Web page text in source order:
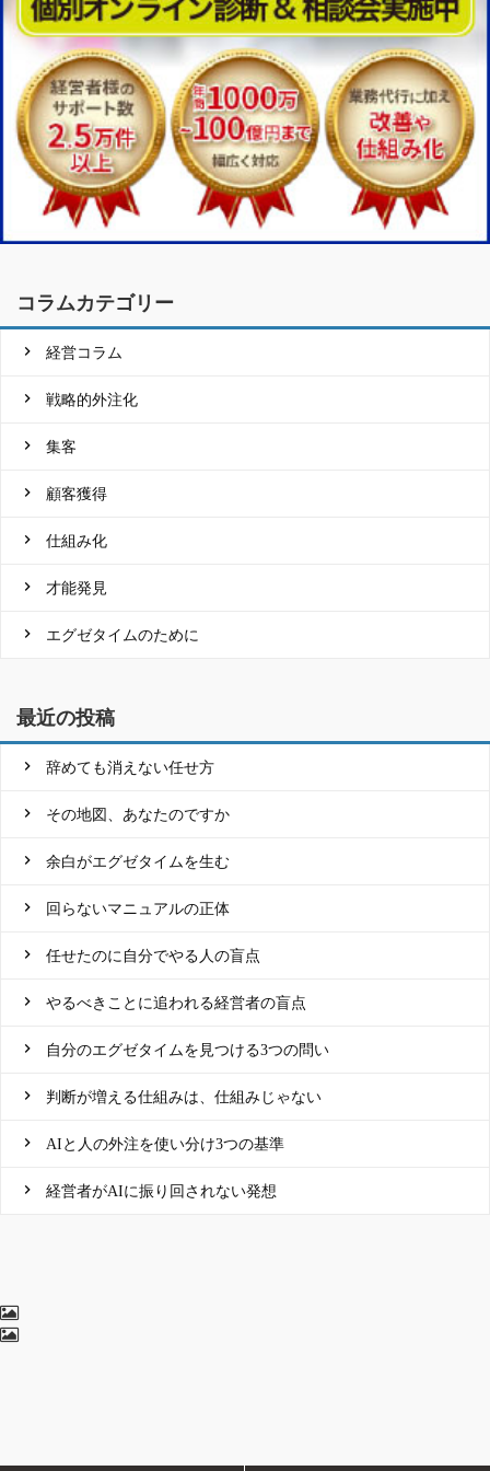
コラムカテゴリー
経営コラム
戦略的外注化
集客
顧客獲得
仕組み化
才能発見
エグゼタイムのために
最近の投稿
辞めても消えない任せ方
その地図、あなたのですか
余白がエグゼタイムを生む
回らないマニュアルの正体
任せたのに自分でやる人の盲点
やるべきことに追われる経営者の盲点
自分のエグゼタイムを見つける3つの問い
判断が増える仕組みは、仕組みじゃない
AIと人の外注を使い分け3つの基準
経営者がAIに振り回されない発想